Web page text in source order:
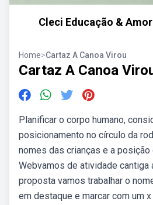
Cleci Educação &
Home>Cartaz A Canoa Virou
Cartaz A Canoa
Planificar o corpo humano,
posicionamento no círculo da
nomes das crianças e a posição
Webvamos de atividade cantiga
proposta vamos trabalhar o
em destaque e marcar com um